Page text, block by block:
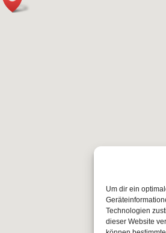
Um dir ein
Technologien
dieser Website